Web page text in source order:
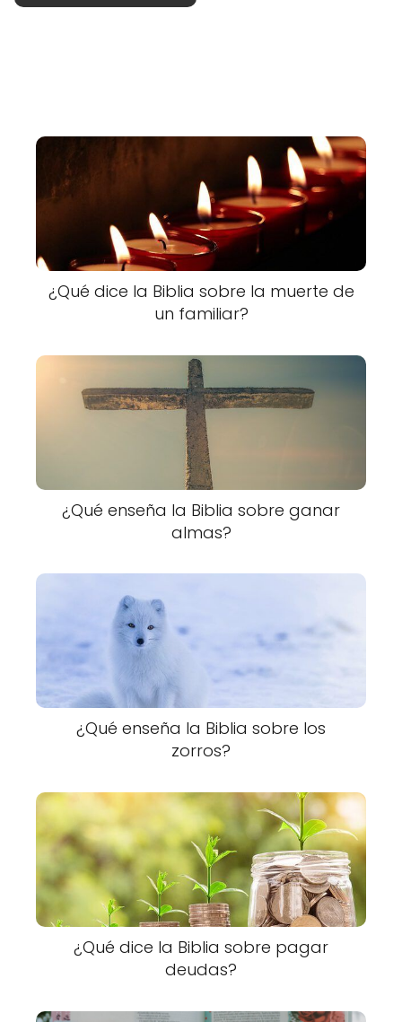
¿Qué dice la Biblia sobre la muerte de
un familiar?
¿Qué enseña la Biblia sobre ganar
almas?
¿Qué enseña la Biblia sobre los
zorros?
¿Qué dice la Biblia sobre pagar
deudas?